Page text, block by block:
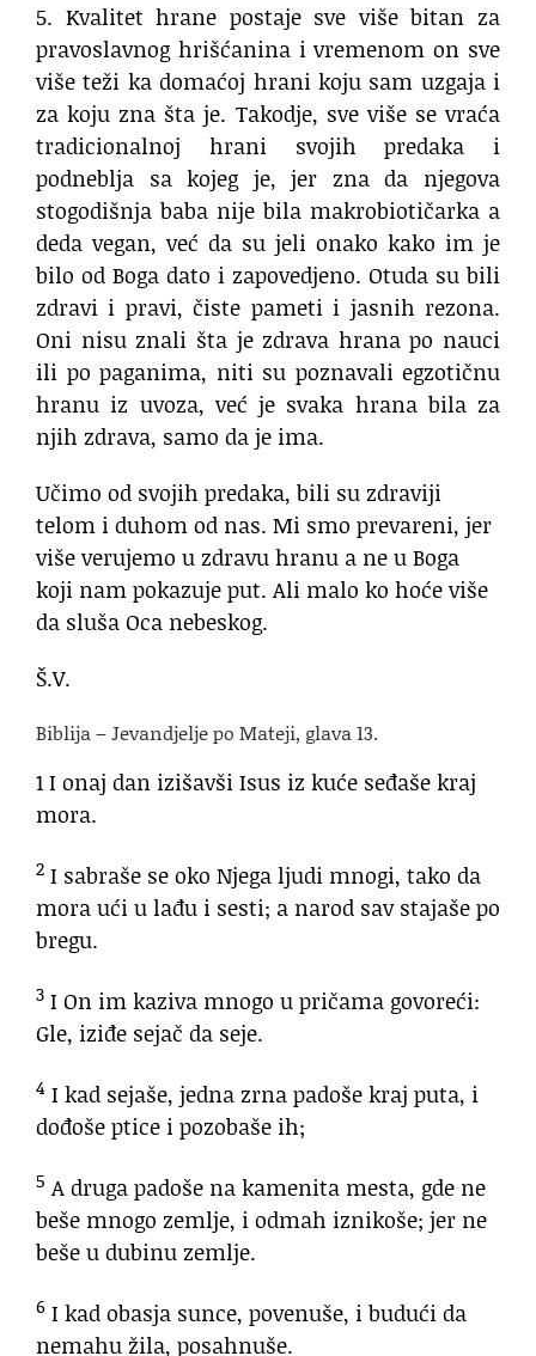
5. Kvalitet hrane postaje sve više bitan za
pravoslavnog hrišćanina i vremenom on sve
više teži ka domaćoj hrani koju sam uzgaja i
za koju zna šta je. Takodje, sve više se vraća
tradicionalnoj hrani svojih predaka i
podneblja sa kojeg je, jer zna da njegova
stogodišnja baba nije bila makrobiotičarka a
deda vegan, već da su jeli onako kako im je
bilo od Boga dato i zapovedjeno. Otuda su bili
zdravi i pravi, čiste pameti i jasnih rezona.
Oni nisu znali šta je zdrava hrana po nauci
ili po paganima, niti su poznavali egzotičnu
hranu iz uvoza, već je svaka hrana bila za
njih zdrava, samo da je ima.
Učimo od svojih predaka, bili su zdraviji
telom i duhom od nas. Mi smo prevareni, jer
više verujemo u zdravu hranu a ne u Boga
koji nam pokazuje put. Ali malo ko hoće više
da sluša Oca nebeskog.
Š.V.
Biblija – Jevandjelje po Mateji, glava 13.
1 I onaj dan izišavši Isus iz kuće seđaše kraj
mora.
2 I sabraše se oko Njega ljudi mnogi, tako da
mora ući u lađu i sesti; a narod sav stajaše po
bregu.
3 I On im kaziva mnogo u pričama govoreći:
Gle, iziđe sejač da seje.
4 I kad sejaše, jedna zrna padoše kraj puta, i
dođoše ptice i pozobaše ih;
5 A druga padoše na kamenita mesta, gde ne
beše mnogo zemlje, i odmah iznikoše; jer ne
beše u dubinu zemlje.
6 I kad obasja sunce, povenuše, i budući da
nemahu žila, posahnuše.